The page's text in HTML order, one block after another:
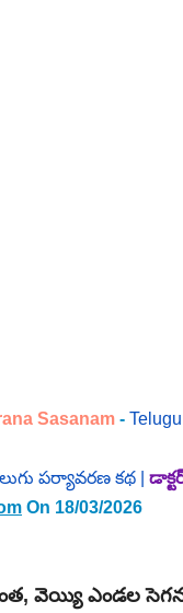
Sasanam -
పర్యావరణ కథ |
On 18/03/2026
వెయ్యి ఎండల సెగను